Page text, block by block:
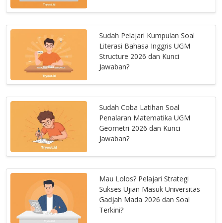
Sudah Pelajari Kumpulan Soal
Literasi Bahasa Inggris UGM
Structure 2026 dan Kunci
Jawaban?
Sudah Coba Latihan Soal
Penalaran Matematika UGM
Geometri 2026 dan Kunci
Jawaban?
Mau Lolos? Pelajari Strategi
Sukses Ujian Masuk Universitas
Gadjah Mada 2026 dan Soal
Terkini?